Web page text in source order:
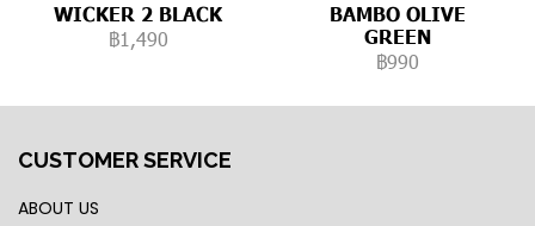
WICKER 2 BLACK
฿1,490
BAMBO OLIVE
GREEN
฿990
CUSTOMER SERVICE
ABOUT US